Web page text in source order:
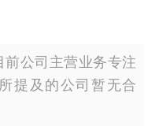
公司主营业务专注
提及的公司暂无合